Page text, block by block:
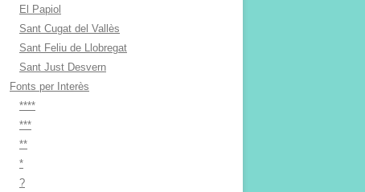
El Papiol
Sant Cugat del Vallès
Sant Feliu de Llobregat
Sant Just Desvern
Fonts per Interès
****
***
**
*
?